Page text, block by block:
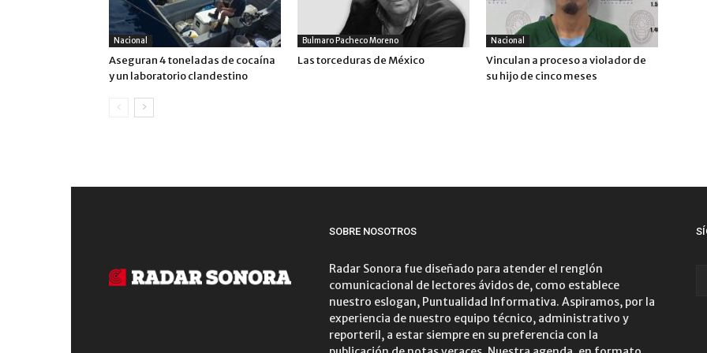
Nacional
Aseguran 4 toneladas de cocaína
y un laboratorio clandestino
Bulmaro Pacheco Moreno
Las torceduras de México
Nacional
Vinculan a proceso a violador de
su hijo de cinco meses
SOBRE NOSOTROS
Radar Sonora fue diseñado para atender el renglón
comunicacional de lectores ávidos de, como establece
nuestro eslogan, Puntualidad Informativa. Aspiramos, por la
experiencia de nuestro equipo técnico, administrativo y
reporteril, a estar siempre en su preferencia con la